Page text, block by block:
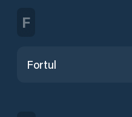
F
Fortul